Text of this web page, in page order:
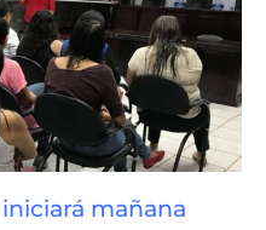
mañana